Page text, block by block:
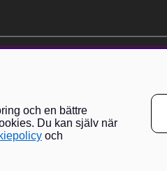
och en bättre
Du kan själv när
och